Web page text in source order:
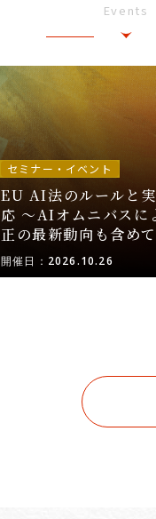
Events
セミナー・イベント
EU AI法のルールと
応 〜AIオムニバスに
正の最新動向も含め
開催日：2026.10.26